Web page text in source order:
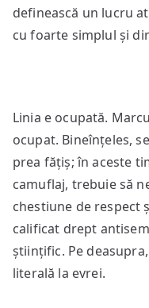
definească un lucru
cu foarte simplul și
Linia e ocupată.
ocupat. Bineînțeles,
prea fățiș; în aceste
camuflaj, trebuie să
chestiune de respect
calificat drept
științific. Pe
literală la evrei.